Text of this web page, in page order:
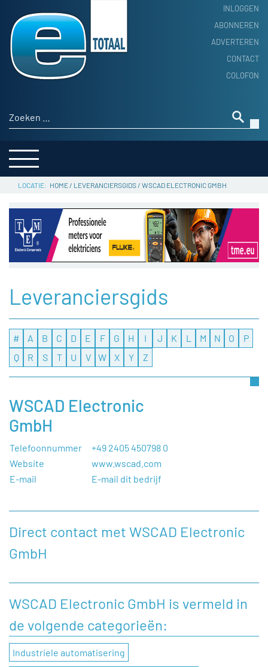
INLOGGEN
ABONNEREN
ADVERTEREN
CONTACT
COLOFON
Zoeken naar:
HOME
PRODUCTNIEUWS
ACHTERGROND
THEMA’S
SERVICE
HOME/ LEVERANCIERSGIDS/ WSCAD ELECTRONIC GMBH
Leveranciersgids
# A B C D E F G H I J K L M N O
P
Q
R S T U V W X Y Z
WSCAD Electronic
GmbH
Telefoonnummer
+49 2405 450798 0
Website
www.wscad.com
E-mail
E-mail dit bedrijf
Direct contact met WSCAD Electronic
GmbH
achterlaten aan WSCAD Electronic GmbH, dan kunt u dat
doen door onderstaand contactformulier in te vullen.
Naam
WSCAD Electronic GmbH is vermeld in
de volgende categorieën:
Industriele automatisering